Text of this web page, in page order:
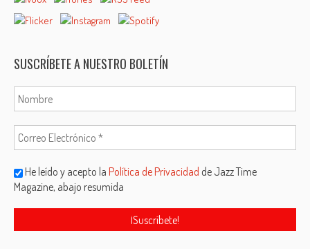
SUSCRÍBETE A NUESTRO BOLETÍN
He leído y acepto laPolítica de Privacidad de Jazz Time
Magazine, abajo resumida